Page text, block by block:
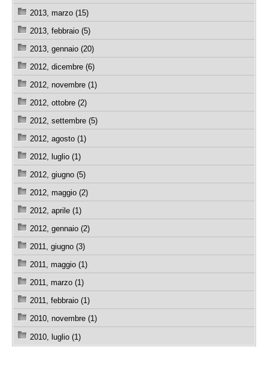
2013, marzo (15)
2013, febbraio (5)
2013, gennaio (20)
2012, dicembre (6)
2012, novembre (1)
2012, ottobre (2)
2012, settembre (5)
2012, agosto (1)
2012, luglio (1)
2012, giugno (5)
2012, maggio (2)
2012, aprile (1)
2012, gennaio (2)
2011, giugno (3)
2011, maggio (1)
2011, marzo (1)
2011, febbraio (1)
2010, novembre (1)
2010, luglio (1)